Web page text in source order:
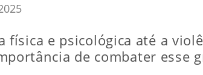
e psicológica até a
de combater esse